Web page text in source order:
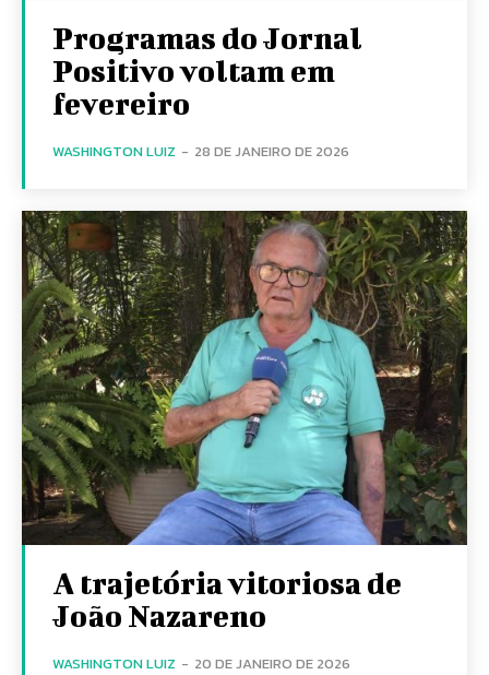
Programas do Jornal
Positivo voltam em
fevereiro
WASHINGTON LUIZ - 28 DE JANEIRO DE 2026
A trajetória vitoriosa de
João Nazareno
WASHINGTON LUIZ - 20 DE JANEIRO DE 2026